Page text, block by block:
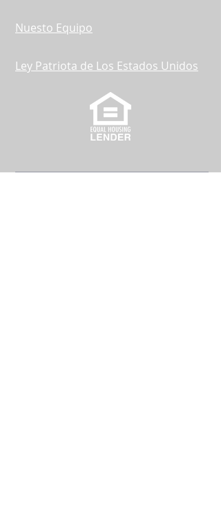
Nuesto Equipo
Ley Patriota de Los Estados Unidos